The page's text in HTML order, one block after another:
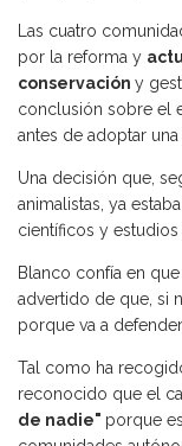
Las cuatro
por la reforma y
conservación y
conclusión sobre el
antes de adoptar
Una decisión que,
animalistas, ya
científicos y
Blanco confía en
advertido de que, si
porque va a
Tal como ha
reconocido que el
de nadie" porque